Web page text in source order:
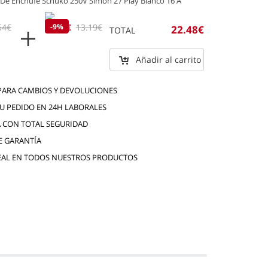
-9%
11.99€ 13.19€ TOTAL 22.48€
Añadir al carrito
CAMBIOS Y DEVOLUCIONES
PEDIDO EN 24H LABORALES
TOTAL SEGURIDAD
GARANTÍA
EN TODOS NUESTROS PRODUCTOS